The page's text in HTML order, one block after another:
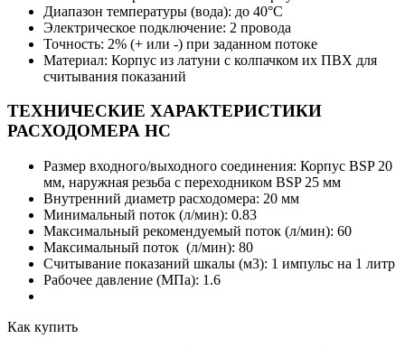
Диапазон температуры (вода): до 40°C
Электрическое подключение: 2 провода
Точность: 2% (+ или -) при заданном потоке
Материал: Корпус из латуни с колпачком их ПВХ для
считывания показаний
ТЕХНИЧЕСКИЕ ХАРАКТЕРИСТИКИ
РАСХОДОМЕРА НС
Размер входного/выходного соединения: Корпус BSP 20
мм, наружная резьба с переходником BSP 25 мм
Внутренний диаметр расходомера: 20 мм
Минимальный поток (л/мин): 0.83
Максимальный рекомендуемый поток (л/мин): 60
Максимальный поток (л/мин): 80
Считывание показаний шкалы (м3): 1 импульс на 1 литр
Рабочее давление (МПа): 1.6
Как купить